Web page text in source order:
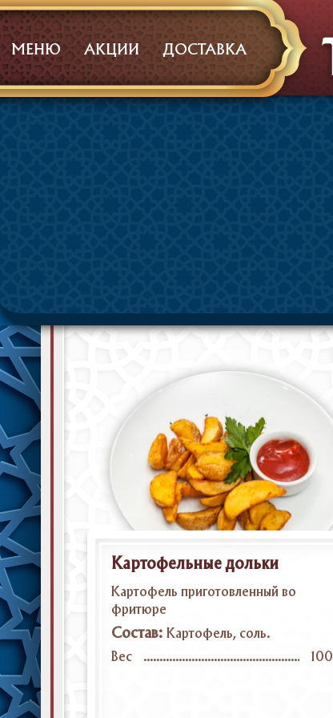
МЕНЮ АКЦИИ ДОСТАВКА
Картофельные дольки
Картофель приготовленный во
фритюре
Состав: Картофель, соль.
Вес
100